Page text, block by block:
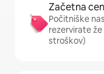
Začetna
Počitniške
rezervirate
stroškov)